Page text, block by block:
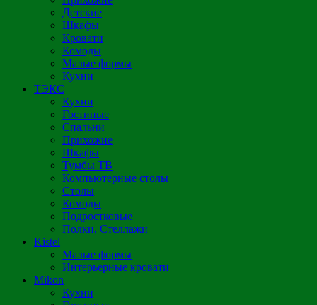
Детские
Шкафы
Кровати
Комоды
Малые формы
Кухни
ТЭКС
Кухни
Гостиные
Спальни
Прихожие
Шкафы
Тумбы ТВ
Компьютерные столы
Столы
Комоды
Подростковые
Полки, Стеллажи
Kistel
Малые формы
Интерьерные кровати
Mikon
Кухни